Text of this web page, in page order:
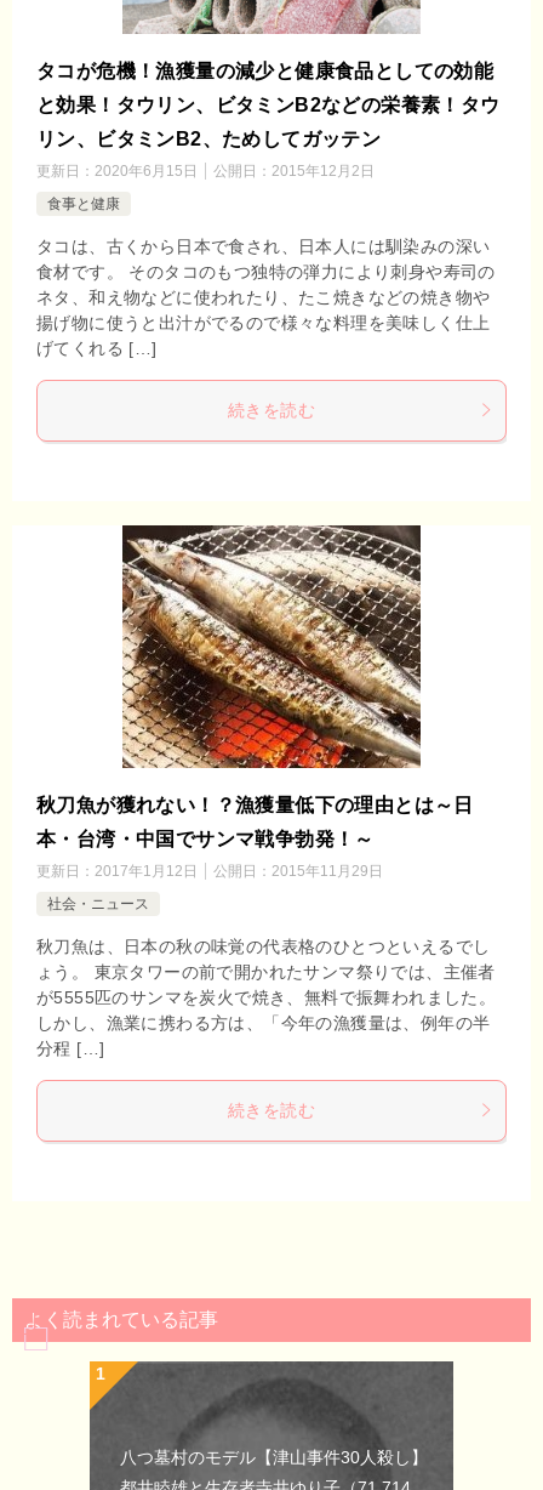
タコが危機！漁獲量の減少と健康食品としての効能
と効果！タウリン、ビタミンB2などの栄養素！タウ
リン、ビタミンB2、ためしてガッテン
更新日： 2020年6月15日 公開日： 2015年12月2日
食事と健康
タコは、古くから日本で食され、日本人には馴染みの深い
食材です。 そのタコのもつ独特の弾力により刺身や寿司の
ネタ、和え物などに使われたり、たこ焼きなどの焼き物や
揚げ物に使うと出汁がでるので様々な料理を美味しく仕上
げてくれる […]
続きを読む
秋刀魚が獲れない！？漁獲量低下の理由とは～日
本・台湾・中国でサンマ戦争勃発！～
更新日： 2017年1月12日 公開日： 2015年11月29日
社会・ニュース
秋刀魚は、日本の秋の味覚の代表格のひとつといえるでし
ょう。 東京タワーの前で開かれたサンマ祭りでは、主催者
が5555匹のサンマを炭火で焼き、無料で振舞われました。
しかし、漁業に携わる方は、「今年の漁獲量は、例年の半
分程 […]
続きを読む
よく読まれている記事
八つ墓村のモデル【津山事件30人殺し】